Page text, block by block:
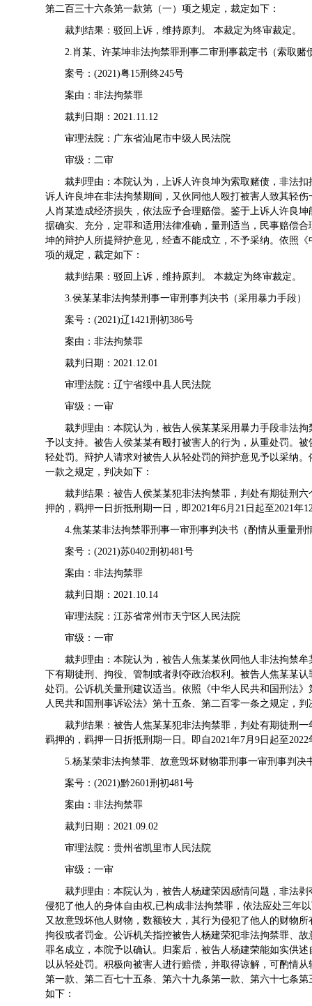
第二百三十六条第一款第（一）项之规定，裁定如下：
裁判结果：驳回上诉，维持原判。 本裁定为终审裁定。
2.肖某、许某坤非法拘禁罪刑事二审刑事裁定书（索取赌
案号：(2021)粤15刑终245号
案由：非法拘禁罪
裁判日期：2021.11.12
审理法院：广东省汕尾市中级人民法院
审级：二审
裁判理由：本院认为，上诉人许良坤为索取赌债，非法
诉人许良坤在非法拘禁期间，又伙同他人殴打被害人致其轻
人肖某造成经济损失，依法应予合理赔偿。鉴于上诉人许良
据确实、充分，定罪和适用法律准确，量刑适当，民事赔偿
坤的辩护人所提辩护意见，经查不能成立，不予采纳。依照
项的规定，裁定如下：
裁判结果：驳回上诉，维持原判。 本裁定为终审裁定。
3.侯某某非法拘禁刑事一审刑事判决书（采用暴力手段）
案号：(2021)辽1421刑初386号
案由：非法拘禁罪
裁判日期：2021.12.01
审理法院：辽宁省绥中县人民法院
审级：一审
裁判理由：本院认为，被告人侯某某采用暴力手段非法
予以支持。被告人侯某某有殴打被害人的行为，从重处罚。
轻处罚。辩护人请求对被告人从轻处罚的辩护意见予以采纳
一款之规定，判决如下：
裁判结果：被告人侯某某犯非法拘禁罪，判处有期徒刑
押的，羁押一日折抵刑期一日，即2021年6月21日起至2021年
4.焦某某非法拘禁罪刑事一审刑事判决书（酌情从重量刑
案号：(2021)苏0402刑初481号
案由：非法拘禁罪
裁判日期：2021.10.14
审理法院：江苏省常州市天宁区人民法院
审级：一审
裁判理由：本院认为，被告人焦某某伙同他人非法拘禁
下有期徒刑、拘役、管制或者剥夺政治权利。被告人焦某某
处罚。公诉机关量刑建议适当。依照《中华人民共和国刑法
人民共和国刑事诉讼法》第十五条、第二百零一条之规定，判
裁判结果：被告人焦某某犯非法拘禁罪，判处有期徒刑
羁押的，羁押一日折抵刑期一日。即自2021年7月9日起至2022
5.杨某荣非法拘禁罪、故意毁坏财物罪刑事一审刑事判决
案号：(2021)黔2601刑初481号
案由：非法拘禁罪
裁判日期：2021.09.02
审理法院：贵州省凯里市人民法院
审级：一审
裁判理由：本院认为，被告人杨建荣因感情问题，非法
侵犯了他人的身体自由权,已构成非法拘禁罪，依法应处三年
又故意毁坏他人财物，数额较大，其行为侵犯了他人的财物
拘役或者罚金。公诉机关指控被告人杨建荣犯非法拘禁罪、
罪名成立，本院予以确认。归案后，被告人杨建荣能如实供
以从轻处罚。积极向被害人进行赔偿，并取得谅解，可酌情
第一款、第二百七十五条、第六十九条第一款、第六十七条
如下：